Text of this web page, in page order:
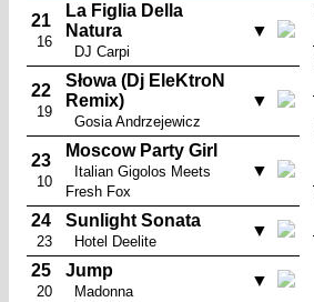
21
16
La Figlia Della
Natura
DJ Carpi
▼
22
19
Słowa (Dj EleKtroN
Remix)
Gosia Andrzejewicz
▼
23
10
Moscow Party Girl
Italian Gigolos Meets
Fresh Fox
▼
24
23
Sunlight Sonata
Hotel Deelite
▼
25
20
Jump
Madonna
▼